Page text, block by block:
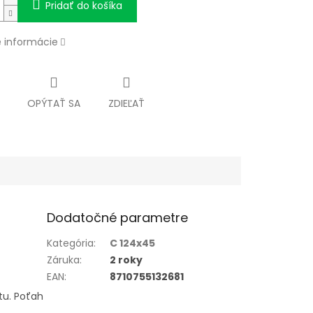
Pridať do košíka
informácie
OPÝTAŤ SA ZDIEĽAŤ
Poťah
Dodatočné parametre
Kategória:
C 124x45
Záruka:
2 roky
EAN: 8710755132681